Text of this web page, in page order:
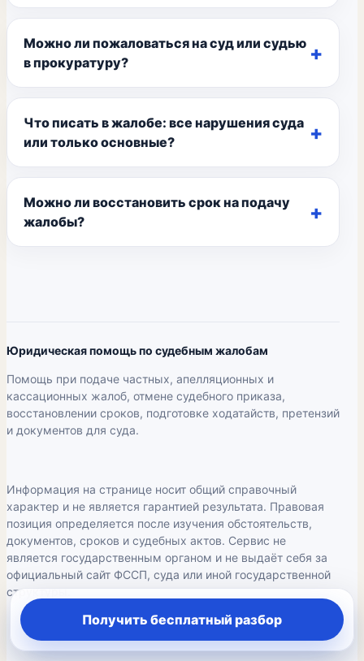
Можно ли пожаловаться на суд или судью
в прокуратуру?
Что писать в жалобе: все нарушения суда
или только основные?
Можно ли восстановить срок на подачу
жалобы?
Юридическая помощь по судебным жалобам
Помощь при подаче частных, апелляционных и
кассационных жалоб, отмене судебного приказа,
восстановлении сроков, подготовке ходатайств, претензий
и документов для суда.
Информация на странице носит общий справочный
характер и не является гарантией результата. Правовая
позиция определяется после изучения обстоятельств,
документов, сроков и судебных актов. Сервис не
является государственным органом и не выдаёт себя за
официальный сайт ФССП, суда или иной государственной
структуры.
Получить бесплатный разбор